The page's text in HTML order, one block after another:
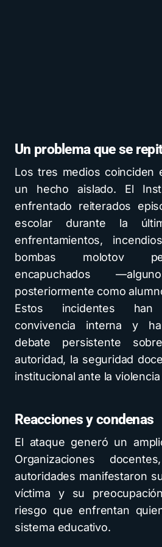
Un problema que se
Los tres medios coinciden
un hecho aislado. El
enfrentado reiterados
escolar durante la
enfrentamientos,
bombas molotov
encapuchados
posteriormente como
Estos incidentes
convivencia interna y
debate persistente
autoridad, la seguridad
institucional ante la
Reacciones y condenas
El ataque generó un
Organizaciones
autoridades manifestaron
víctima y su
riesgo que enfrentan
sistema educativo.